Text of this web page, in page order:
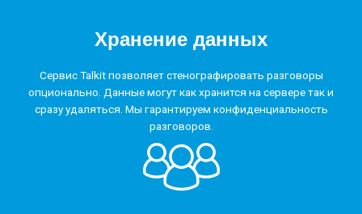
Хранение данных
Сервис Talkit позволяет стенографировать разговоры
опционально. Данные могут как хранится на сервере так и
сразу удаляться. Мы гарантируем конфиденциальность
разговоров.